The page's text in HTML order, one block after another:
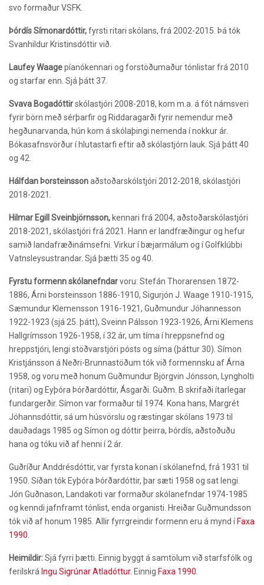
svo formaður VSFK.
Þórdís Símonardóttir,fyrsti ritari skólans, frá 2002-2015. Þá tók
Svanhildur Kristinsdóttir við.
Laufey Waagepíanókennari og forstöðumaður tónlistar frá 2010
og starfar enn. Sjá þátt 37.
Svava Bogadóttirskólastjóri 2008-2018, kom m.a. á fót námsveri
fyrir börn með sérþarfir og Riddaragarði fyrir nemendur með
hegðunarvanda, hún kom á skólaþingi nemenda í nokkur ár.
Bókasafnsvörður í hlutastarfi eftir að skólastjórn lauk. Sjá þátt 40
og 42.
Hálfdan Þorsteinssonaðstoðarskólstjóri 2012-2018, skólastjóri
2018-2021.
Hilmar Egill Sveinbjörnsson, kennari frá 2004, aðstoðarskólastjóri
2018-2021, skólastjóri frá 2021. Hann er landfræðingur og hefur
samið landafræðinámsefni. Virkur í bæjarmálum og í Golfklúbbi
Vatnsleysustrandar. Sjá þætti 35 og 40.
Fyrstu formenn skólanefndarvoru: Stefán Thorarensen 1872-
1886, Árni Þorsteinsson 1886-1910, Sigurjón J. Waage 1910-1915,
Sæmundur Klemensson 1916-1921, Guðmundur Jóhannesson
1922-1923 (sjá 25. þátt), Sveinn Pálsson 1923-1926, Árni Klemens
Hallgrímsson 1926-1958, í 32 ár, um tíma í hreppsnefnd og
hreppstjóri, lengi stöðvarstjóri pósts og síma (þáttur 30). Símon
Kristjánsson á Neðri-Brunnastöðum tók við formennsku af Árna
1958, og voru með honum Guðmundur Björgvin Jónsson, Lyngholti
(ritari) og Eyþóra Þórðardóttir, Ásgarði. Guðm. B skrifaði ítarlegar
fundargerðir. Símon var formaður til 1974. Kona hans, Margrét
Jóhannsdóttir, sá um húsvörslu og ræstingar skólans 1973 til
dauðadags 1985 og Símon og dóttir þeirra, Þórdís, aðstoðuðu
hana og tóku við af henni í 2 ár.
Guðríður Anddrésdóttir, var fyrsta konan í skólanefnd, frá 1931 til
1950. Síðan tók Eyþóra Þórðardóttir, þar sæti 1958 og sat lengi.
Jón Guðnason, Landakoti var formaður skólanefndar 1974-1985
og kenndi jafnframt tónlist, enda organisti. Hreiðar Guðmundsson
tók við af honum 1985. Allir fyrrgreindir formenn eru á mynd í Faxa
1990.
Heimildir:Sjá fyrri þætti. Einnig byggt á samtölum við starfsfólk og
ferilskrá Ingu Sigrúnar Atladóttur. Einnig Faxa 1990.